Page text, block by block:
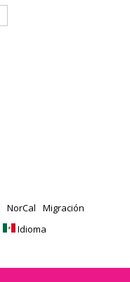
NorCal
Migración
Idioma